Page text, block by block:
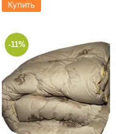
Купить
-11%